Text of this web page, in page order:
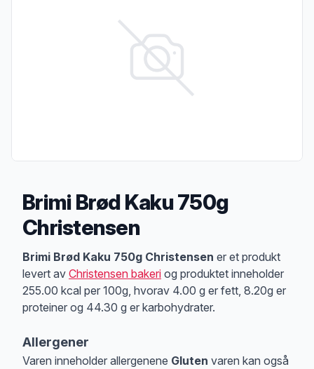
Brimi Brød Kaku 750g
Christensen
Produktbeskrivelse
Brimi Brød Kaku 750g Christensen er et produkt
levert av Christensen bakeri og produktet inneholder
255.00 kcal per 100g, hvorav 4.00 g er fett, 8.20g er
proteiner og 44.30 g er karbohydrater.
Allergener
Varen inneholder allergenene Gluten varen kan også